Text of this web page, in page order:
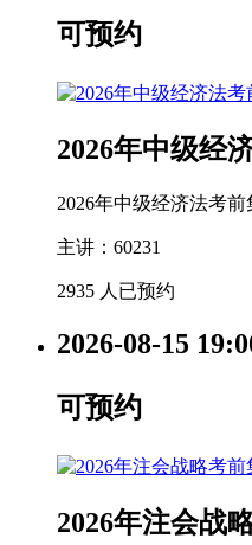
可预约
2026年中级经
2026年中级经济法考
主讲：60231
2935 人已预约
2026-08-15
可预约
2026年注会战